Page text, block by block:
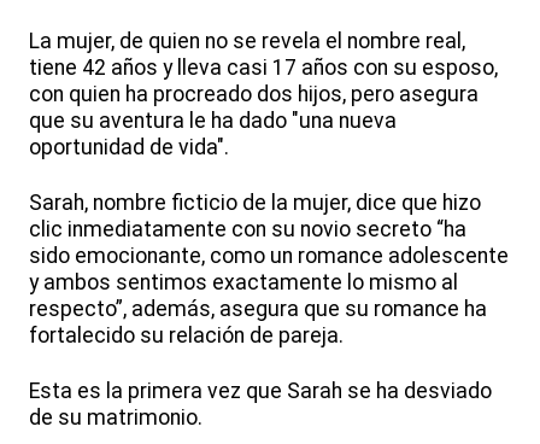
La mujer, de quien no se revela el nombre real,
tiene 42 años y lleva casi 17 años con su esposo,
con quien ha procreado dos hijos, pero asegura
que su aventura le ha dado "una nueva
oportunidad de vida".
Sarah, nombre ficticio de la mujer, dice que hizo
clic inmediatamente con su novio secreto “ha
sido emocionante, como un romance adolescente
y ambos sentimos exactamente lo mismo al
respecto”, además, asegura que su romance ha
fortalecido su relación de pareja.
Esta es la primera vez que Sarah se ha desviado
de su matrimonio.